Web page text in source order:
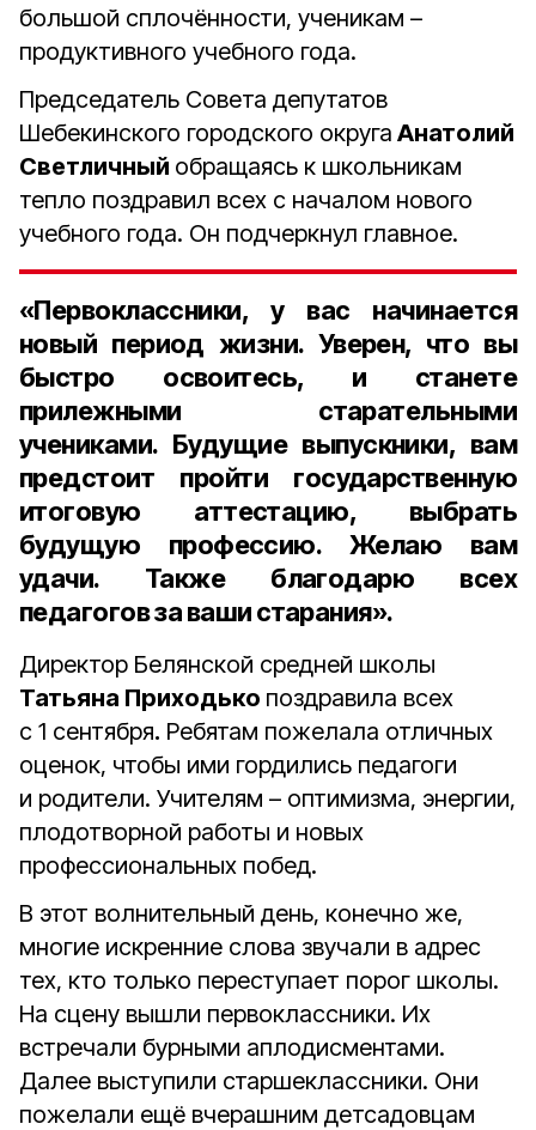
большой сплочённости, ученикам –
продуктивного учебного года.
Председатель Совета депутатов
Шебекинского городского округа Анатолий
Светличный обращаясь к школьникам
тепло поздравил всех с началом нового
учебного года. Он подчеркнул главное.
«Первоклассники, у вас начинается
новый период жизни. Уверен, что вы
быстро освоитесь, и станете
прилежными старательными
учениками. Будущие выпускники, вам
предстоит пройти государственную
итоговую аттестацию, выбрать
будущую профессию. Желаю вам
удачи. Также благодарю всех
педагогов за ваши старания».
Директор Белянской средней школы
Татьяна Приходько поздравила всех
с 1 сентября. Ребятам пожелала отличных
оценок, чтобы ими гордились педагоги
и родители. Учителям – оптимизма, энергии,
плодотворной работы и новых
профессиональных побед.
В этот волнительный день, конечно же,
многие искренние слова звучали в адрес
тех, кто только переступает порог школы.
На сцену вышли первоклассники. Их
встречали бурными аплодисментами.
Далее выступили старшеклассники. Они
пожелали ещё вчерашним детсадовцам